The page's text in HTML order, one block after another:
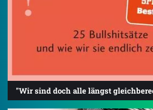
"Wir sind doch alle längst